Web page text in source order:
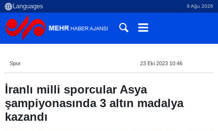
9 Ağu 2026
Spor 23 Eki 2023 10:46
İranlı milli sporcular Asya
şampiyonasında 3 altın madalya
kazandı